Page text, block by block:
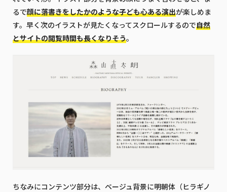
るで顔に落書きをしたかのような子ども心ある演出が楽しめま
す。早く次のイラストが見たくなってスクロールするので自然
とサイトの閲覧時間も長くなりそう。
ちなみにコンテンツ部分は、ベージュ背景に明朝体（ヒラギノ